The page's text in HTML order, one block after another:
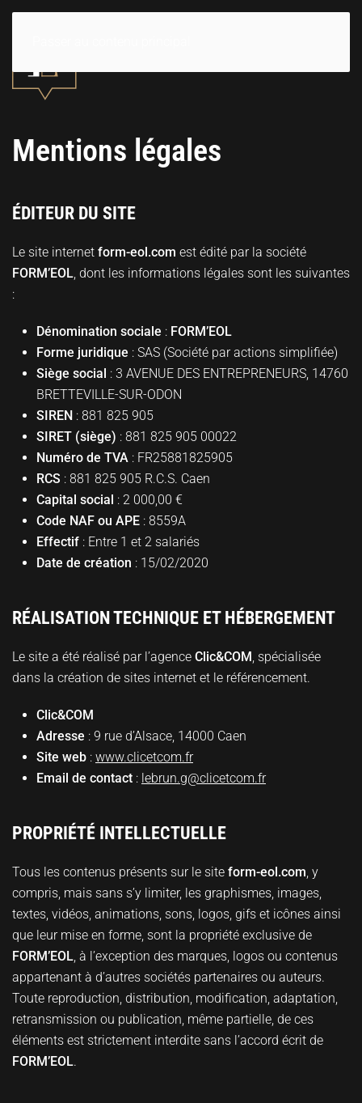
Mentions légales
ÉDITEUR DU SITE
Le site internet form-eol.com est édité par la société
FORM’EOL , dont les informations légales sont les suivantes
:
Dénomination sociale : FORM’EOL
Forme juridique : SAS (Société par actions simplifiée)
Siège social : 3 AVENUE DES ENTREPRENEURS, 14760
BRETTEVILLE-SUR-ODON
SIREN : 881 825 905
SIRET (siège) : 881 825 905 00022
Numéro de TVA : FR25881825905
RCS : 881 825 905 R.C.S. Caen
Capital social : 2 000,00 €
Code NAF ou APE : 8559A
Effectif : Entre 1 et 2 salariés
Date de création : 15/02/2020
RÉALISATION TECHNIQUE ET HÉBERGEMENT
Le site a été réalisé par l’agence Clic&COM , spécialisée
dans la création de sites internet et le référencement.
Clic&COM
Adresse : 9 rue d’Alsace, 14000 Caen
Site web : www.clicetcom.fr
Email de contact : lebrun.g@clicetcom.fr
PROPRIÉTÉ INTELLECTUELLE
Tous les contenus présents sur le site form-eol.com , y
compris, mais sans s’y limiter, les graphismes, images,
textes, vidéos, animations, sons, logos, gifs et icônes ainsi
que leur mise en forme, sont la propriété exclusive de
FORM’EOL , à l’exception des marques, logos ou contenus
appartenant à d’autres sociétés partenaires ou auteurs.
Toute reproduction, distribution, modification, adaptation,
retransmission ou publication, même partielle, de ces
éléments est strictement interdite sans l’accord écrit de
FORM’EOL.